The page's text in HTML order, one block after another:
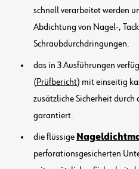
schnell verarbeitet werden
Abdichtung von Nagel-,
Schraubdurchdringungen.
das in 3 Ausführungen
(Prüfbericht) mit einseitig
zusätzliche Sicherheit durch
garantiert.
die flüssige
perforationsgesicherten